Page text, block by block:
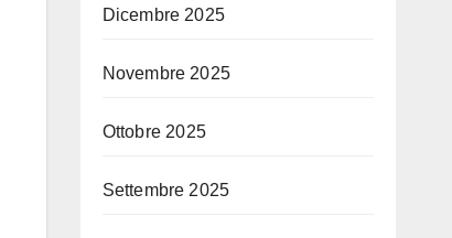
Dicembre 2025
Novembre 2025
Ottobre 2025
Settembre 2025